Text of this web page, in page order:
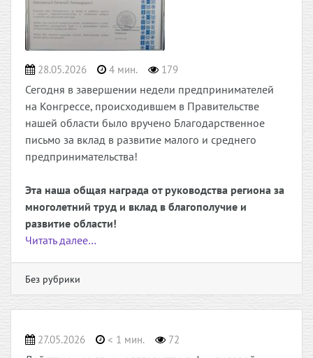
28.05.2026 4 мин. 179
Сегодня в завершении недели предпринимателей
на Конгрессе, происходившем в Правительстве
нашей области было вручено Благодарственное
письмо за вклад в развитие малого и среднего
предпринимательства!
Эта наша общая награда от руководства региона за
многолетний труд и вклад в благополучие и
развитие области!
Читать далее…
Без рубрики
27.05.2026 < 1 мин. 72